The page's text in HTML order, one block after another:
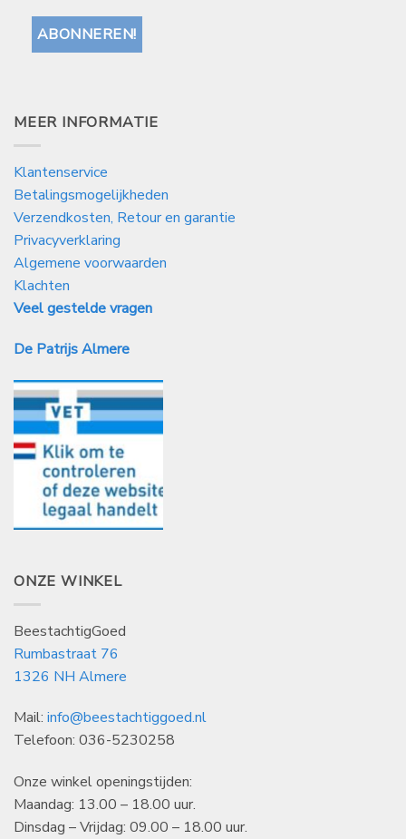
MEER INFORMATIE
Klantenservice
Betalingsmogelijkheden
Verzendkosten, Retour en garantie
Privacyverklaring
Algemene voorwaarden
Klachten
Veel gestelde vragen
De Patrijs Almere
ONZE WINKEL
BeestachtigGoed
Rumbastraat 76
1326 NH Almere
Mail: info@beestachtiggoed.nl
Telefoon: 036-5230258
Onze winkel openingstijden:
Maandag: 13.00 – 18.00 uur.
Dinsdag – Vrijdag: 09.00 – 18.00 uur.